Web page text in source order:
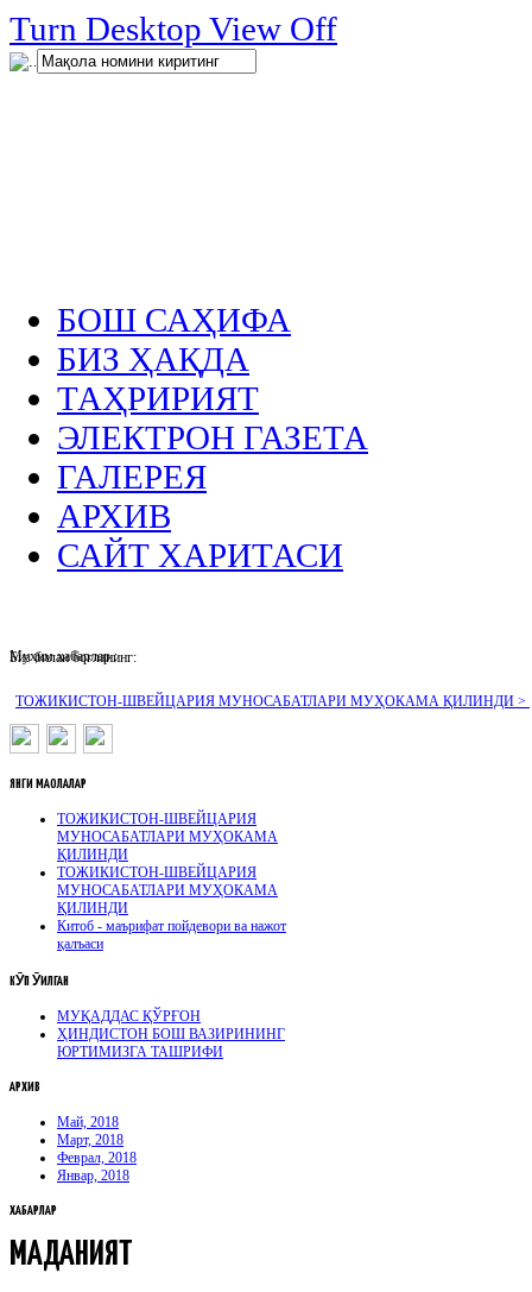
Turn Desktop View Off
.
БОШ САҲИФА
БИЗ ҲАҚДА
ТАҲРИРИЯТ
ЭЛЕКТРОН ГАЗЕТА
ГАЛЕРЕЯ
АРХИВ
САЙТ ХАРИТАСИ
Муҳим хабарлар :
ТОЖИКИСТОН-ШВЕЙЦАРИЯ МУНОСАБАТЛАРИ МУҲОКАМА ҚИЛИНДИ >
Биз билан боғланинг:
ЯНГИ МАҚОЛАЛАР
ТОЖИКИСТОН-ШВЕЙЦАРИЯ
МУНОСАБАТЛАРИ МУҲОКАМА
ҚИЛИНДИ
ТОЖИКИСТОН-ШВЕЙЦАРИЯ
МУНОСАБАТЛАРИ МУҲОКАМА
ҚИЛИНДИ
Китоб - маърифат пойдевори ва нажот
қалъаси
КӮП ӮҚИЛГАН
МУҚАДДАС ҚЎРҒОН
ҲИНДИСТОН БОШ ВАЗИРИНИНГ
ЮРТИМИЗГА ТАШРИФИ
АРХИВ
Май, 2018
Март, 2018
Феврал, 2018
Январ, 2018
ХАБАРЛАР
МАДАНИЯТ